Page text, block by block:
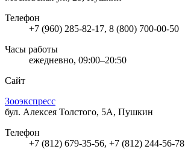
Телефон
+7 (960) 285-82-17, 8 (800) 700-00-50
Часы работы
ежедневно, 09:00–20:50
Сайт
Зооэкспресс
бул. Алексея Толстого, 5А, Пушкин
Телефон
+7 (812) 679-35-56, +7 (812) 244-56-78